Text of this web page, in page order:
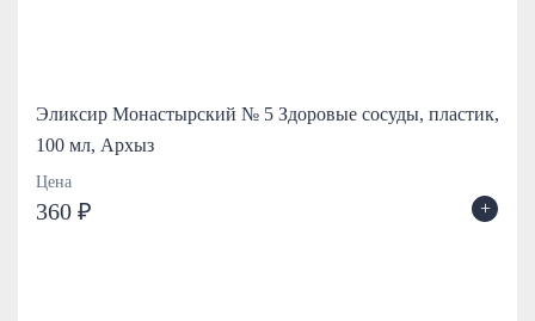
Эликсир Монастырский № 5 Здоровые сосуды, пластик,
100 мл, Архыз
Цена
360 ₽ +